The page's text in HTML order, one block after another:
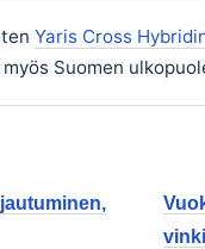
Yaris Cross
Suomen